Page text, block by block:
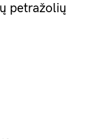
petražolių